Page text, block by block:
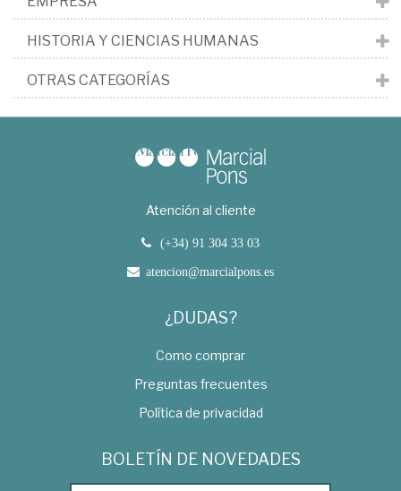
HISTORIA Y CIENCIAS HUMANAS
OTRAS CATEGORÍAS
Atención al cliente
(+34) 91 304 33 03
atencion@marcialpons.es
¿DUDAS?
Como comprar
Preguntas frecuentes
Política de privacidad
BOLETÍN DE NOVEDADES